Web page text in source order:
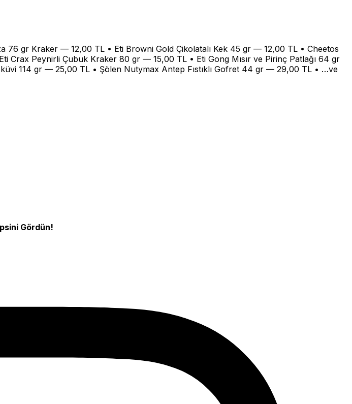
gr Kraker — 12,00 TL • Eti Browni Gold Çikolatalı Kek 45 gr — 12,00 TL • Cheetos
Crax Peynirli Çubuk Kraker 80 gr — 15,00 TL • Eti Gong Mısır ve Pirinç Patlağı 64 gr
114 gr — 25,00 TL • Şölen Nutymax Antep Fıstıklı Gofret 44 gr — 29,00 TL • …ve
Gördün!